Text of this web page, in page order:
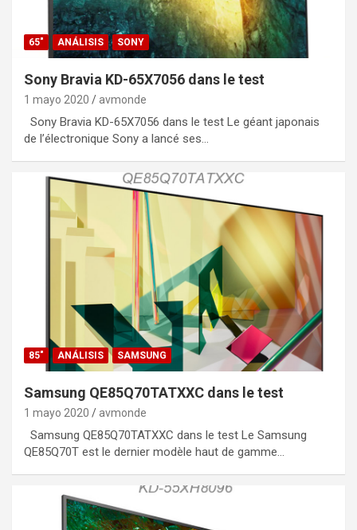
65" ANÁLISIS SONY
Sony Bravia KD-65X7056 dans le test
1 mayo 2020 avmonde
Sony Bravia KD-65X7056 dans le test Le géant japonais
de l’électronique Sony a lancé ses…
85" ANÁLISIS SAMSUNG
Samsung QE85Q70TATXXC dans le test
1 mayo 2020 avmonde
Samsung QE85Q70TATXXC dans le test Le Samsung
QE85Q70T est le dernier modèle haut de gamme…